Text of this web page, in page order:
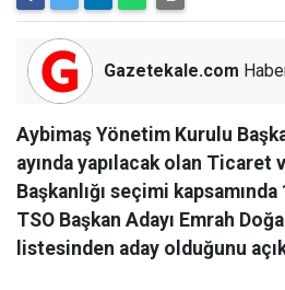
Gazetekale.com
Aybimaş Yönetim Kurulu
ayında yapılacak olan Ticaret
Başkanlığı seçimi
TSO Başkan Adayı Emrah
listesinden aday olduğunu